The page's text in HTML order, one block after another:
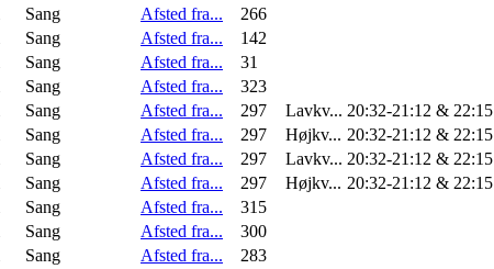
Sang Afsted fra...
266
Sang Afsted fra...
142
Sang Afsted fra...
31
Sang Afsted fra...
323
Sang Afsted fra... 297 Lavkv... 20:32-21:12 & 22:15
Sang Afsted fra... 297 Højkv... 20:32-21:12 & 22:15
Sang Afsted fra... 297 Lavkv... 20:32-21:12 & 22:15
Sang Afsted fra... 297 Højkv... 20:32-21:12 & 22:15
Sang Afsted fra...
315
Sang Afsted fra...
300
Sang Afsted fra...
283